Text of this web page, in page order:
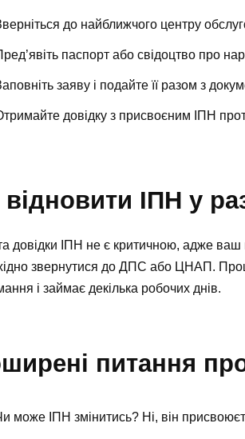
до найближчого центру
паспорт або свідоцтво про
заяву і подайте її разом з
довідку з присвоєним ІПН
ІПН у
довідки ІПН не є критичною, адже ваш
звернутися до ДПС або ЦНАП.
і займає декілька робочих днів.
питання
може ІПН змінитись? Ні, він